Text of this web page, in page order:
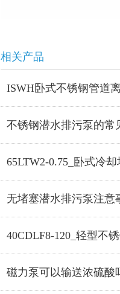
相关产品
ISWH卧式不锈钢管道
不锈钢潜水排污泵的常
65LTW2-0.75_卧式冷
无堵塞潜水排污泵注意
40CDLF8-120_轻型不
磁力泵可以输送浓硫酸